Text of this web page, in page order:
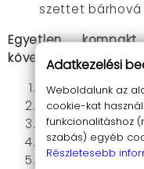
szettet
Egyetlen
következő tisztítókat:
Tároló doboz
Behúzható kefe
Levegő fújó
Kicsi
Adatkezelési
Weboldalunk az
cookie-kat
funkcionalitáshoz
szabás) egyéb
Részletesebb